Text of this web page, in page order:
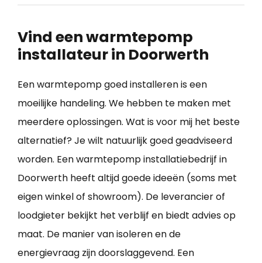
Vind een warmtepomp
installateur in Doorwerth
Een warmtepomp goed installeren is een
moeilijke handeling. We hebben te maken met
meerdere oplossingen. Wat is voor mij het beste
alternatief? Je wilt natuurlijk goed geadviseerd
worden. Een warmtepomp installatiebedrijf in
Doorwerth heeft altijd goede ideeën (soms met
eigen winkel of showroom). De leverancier of
loodgieter bekijkt het verblijf en biedt advies op
maat. De manier van isoleren en de
energievraag zijn doorslaggevend. Een